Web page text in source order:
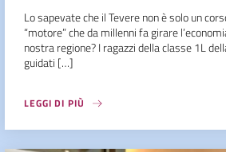
Lo sapevate che il Tevere non è solo un
“motore” che da millenni fa girare
nostra regione? I ragazzi della classe 1L
guidati […]
LEGGI DI PIÙ